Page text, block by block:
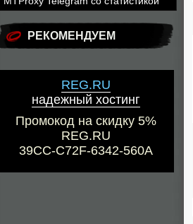
РЕКОМЕНДУЕМ
REG.RU
надежный хостинг
Промокод на скидку 5%
REG.RU
39CC-C72F-6342-560A